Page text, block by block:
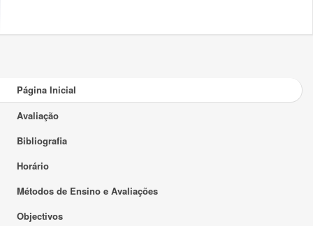
Página Inicial
Avaliação
Bibliografia
Horário
Métodos de Ensino e Avaliações
Objectivos